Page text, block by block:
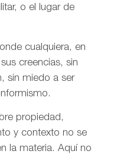
o el lugar de
cualquiera, en
creencias, sin
sin miedo a ser
propiedad,
y contexto no se
la materia. Aquí no